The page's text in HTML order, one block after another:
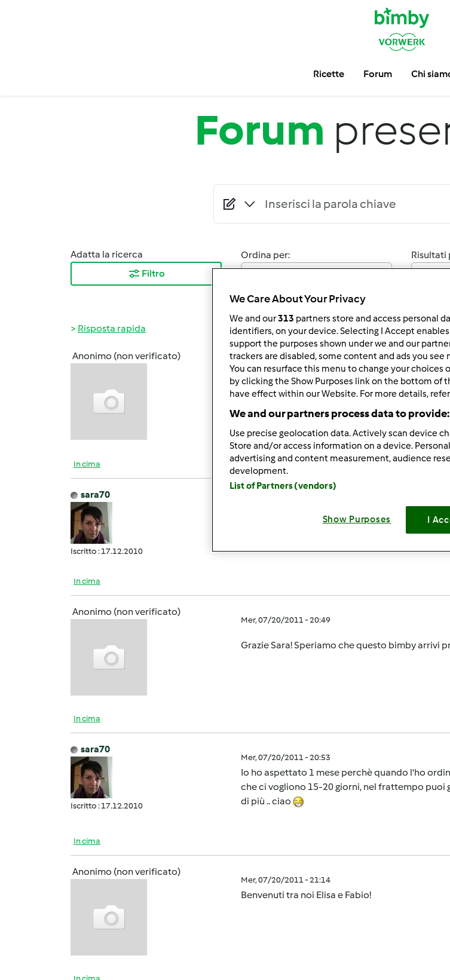
Ricette Forum Chi
Forum
Adatta la ricerca
Filtro
Ordina per:
Risultati
Risposta rapida
Anonimo (non verificato)
Mer, 07/20/2011 - 20:41
Ciao a tutti! Siamo Elisa e Fabio. Abbiamo
di sbizzarirci. Speriamo che possiate aiutarci
In cima
sara70
Iscritto : 17.12.2010
Ciao Elisa e ciao Fabio benvenuti ....chiedete
In cima
Anonimo (non verificato)
Mer, 07/20/2011 - 20:49
Grazie Sara! Speriamo che questo bimby arrivi
In cima
sara70
Iscritto : 17.12.2010
Mer, 07/20/2011 - 20:53
Io ho aspettato 1 mese perchè quando l'ho
che ci vogliono 15-20 giorni, nel frattempo
di più .. ciao
In cima
Anonimo (non verificato)
Mer, 07/20/2011 - 21:14
Benvenuti tra noi Elisa e Fabio!
We Care About Your Privacy
We and our313 partners store and access personal
identifiers, on your device. Selecting I Accept
support the purposes shown under we and our
trackers are disabled, some content and ads you see
You can resurface this menu to change your choices
by clicking the Show Purposes link on the bottom of
have effect within our Website. For more details,
We and our partners process data to provide:
Use precise geolocation data. Actively scan device
Store and/or access information on a device.
advertising and content measurement, audience
development.
List of Partners (vendors)
Show Purposes I